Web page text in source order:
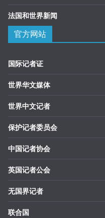
法国和世界新闻
官方网站
国际记者证
世界华文媒体
世界中文记者
保护记者委员会
中国记者协会
英国记者公会
无国界记者
联合国